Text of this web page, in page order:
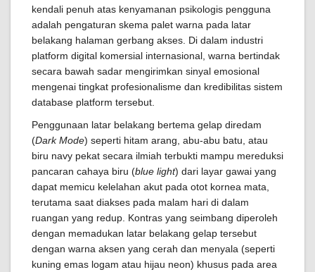
kendali penuh atas kenyamanan psikologis pengguna
adalah pengaturan skema palet warna pada latar
belakang halaman gerbang akses. Di dalam industri
platform digital komersial internasional, warna bertindak
secara bawah sadar mengirimkan sinyal emosional
mengenai tingkat profesionalisme dan kredibilitas sistem
database platform tersebut.
Penggunaan latar belakang bertema gelap diredam
(Dark Mode) seperti hitam arang, abu-abu batu, atau
biru navy pekat secara ilmiah terbukti mampu mereduksi
pancaran cahaya biru (blue light) dari layar gawai yang
dapat memicu kelelahan akut pada otot kornea mata,
terutama saat diakses pada malam hari di dalam
ruangan yang redup. Kontras yang seimbang diperoleh
dengan memadukan latar belakang gelap tersebut
dengan warna aksen yang cerah dan menyala (seperti
kuning emas logam atau hijau neon) khusus pada area